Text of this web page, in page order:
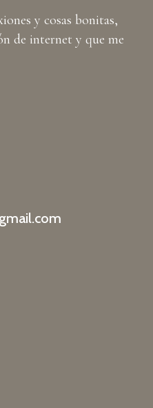
y cosas bonitas,
de internet y que me